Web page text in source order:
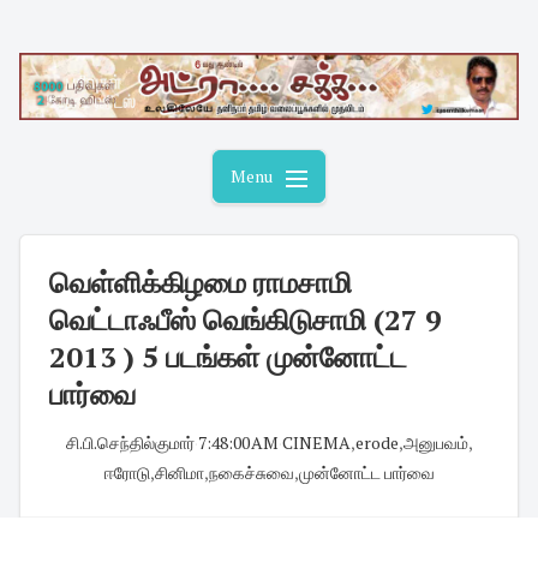
content
Menu
வெள்ளிக்கிழமை ராமசாமி
வெட்டாஃபீஸ் வெங்கிடுசாமி (27 9
2013 ) 5 படங்கள் முன்னோட்ட
பார்வை
சி.பி.செந்தில்குமார்· 7:48:00 AM CINEMA,erode,அனுபவம்,
ஈரோடு,சினிமா,நகைச்சுவை,முன்னோட்ட பார்வை